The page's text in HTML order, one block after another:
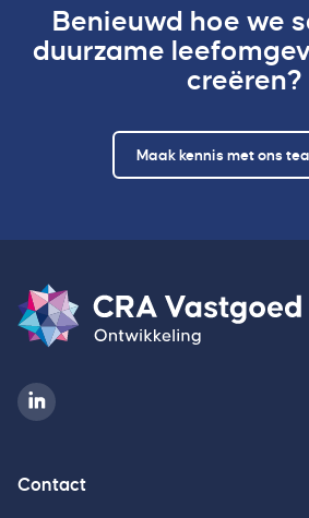
Benieuwd hoe we
duurzame
creëren?
Maak kennis met ons
Contact